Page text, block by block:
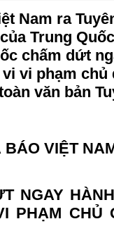
Nam ra
Trung
chấm dứt
vi phạm chủ
văn bản
BÁO VIỆT
NGAY
PHẠM CHỦ